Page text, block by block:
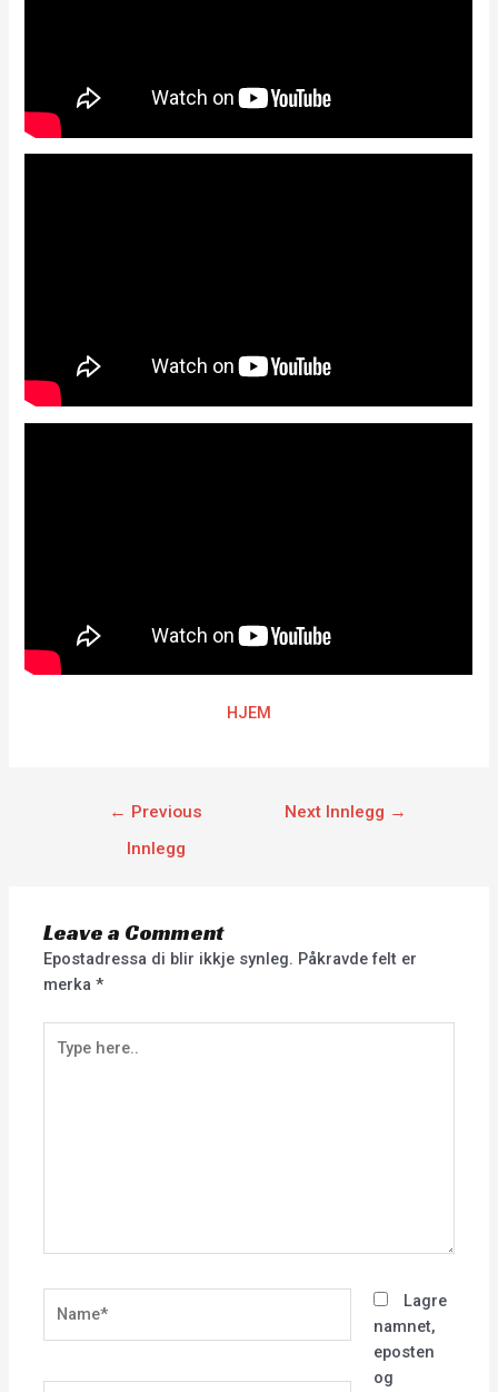
HJEM
← Previous
Innlegg
Next Innlegg →
Leave a Comment
Epostadressa di blir ikkje synleg. Påkravde felt er
merka*
here..
Lagre
namnet,
eposten
og